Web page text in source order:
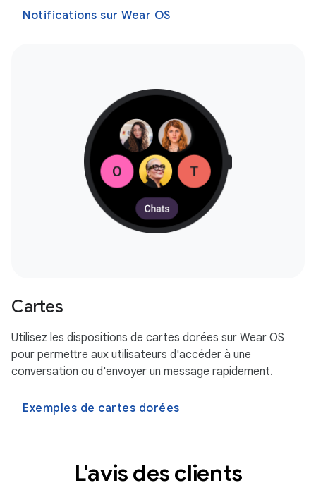
Notifications sur Wear OS
Cartes
Utilisez les dispositions de cartes dorées sur Wear OS
pour permettre aux utilisateurs d'accéder à une
conversation ou d'envoyer un message rapidement.
Exemples de cartes dorées
L'avis des clients